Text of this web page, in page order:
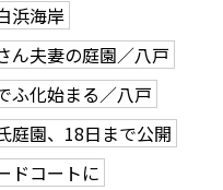
浜海岸
夫妻の庭園／八戸
化始まる／八戸
園、18日まで公開
ドコートに